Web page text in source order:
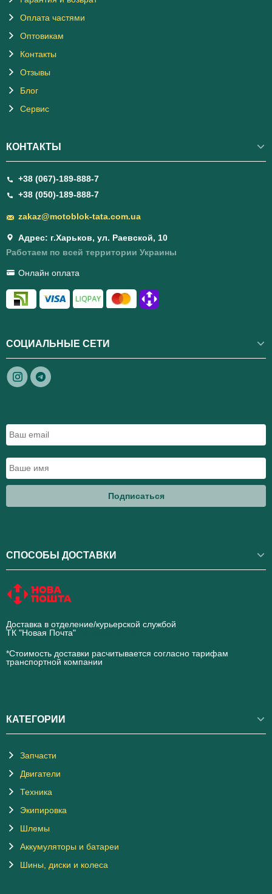
Оплата частями
Оптовикам
Контакты
Отзывы
Блог
Сервис
КОНТАКТЫ
+38 (067)-189-888-7
+38 (050)-189-888-7
zakaz@motoblok-tata.com.ua
Адрес: г.Харьков, ул. Раевской, 10
Работаем по всей территории Украины
Онлайн оплата
СОЦИАЛЬНЫЕ СЕТИ
Подписаться
СПОСОБЫ ДОСТАВКИ
Доставка в отделение/курьерской службой
ТК "Новая Почта"
*Стоимость доставки расчитывается согласно тарифам
транспортной компании
КАТЕГОРИИ
Запчасти
Двигатели
Техника
Экипировка
Шлемы
Аккумуляторы и батареи
Шины, диски и колеса